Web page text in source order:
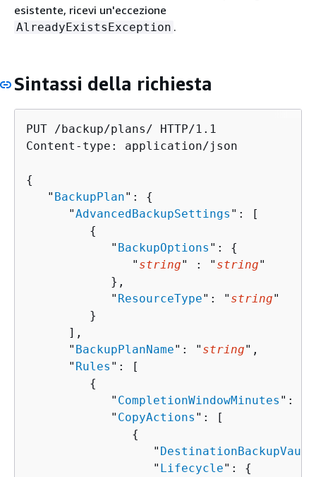
esistente, ricevi un'eccezione
AlreadyExistsException .
Sintassi della richiesta
PUT /backup/plans/ HTTP/1.1
Content-type: application/json
{
   "
BackupPlan": {
      "
AdvancedBackupSettings ": [
{
            "
BackupOptions ": {
               "
string" : " string"
            },
            "
ResourceType": " string"
         }
      ],
      "
BackupPlanName": " string",
      "
Rules ": [
{
            "
CompletionWindowMinutes ":
            "
CopyActions ": [
{
                  "
                  "
Lifecycle": {